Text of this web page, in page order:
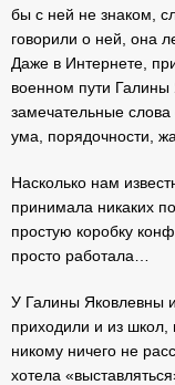
бы с ней не знаком,
говорили о ней, она
Даже в Интернете,
военном пути
замечательные
ума, порядочности,
Насколько нам
принимала никаких
простую коробку
просто работала…
У Галины Яковлевны
приходили и из школ,
никому ничего не
хотела